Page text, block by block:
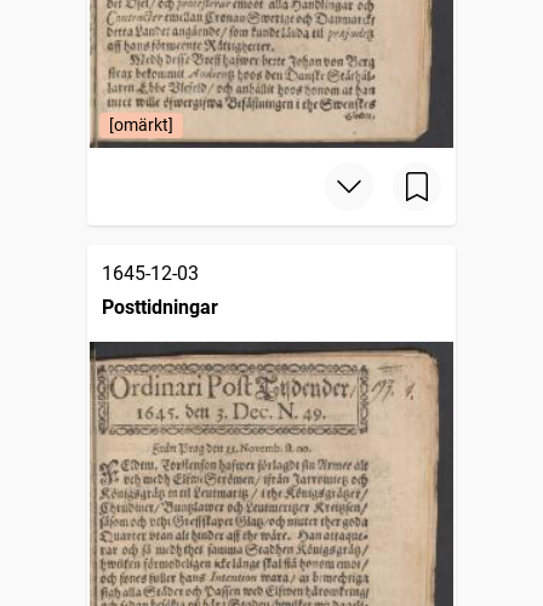
[omärkt]
1645-12-03
Posttidningar